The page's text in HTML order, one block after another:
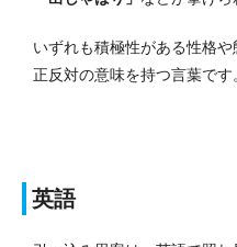
いずれも積極性がある性格
正反対の意味を持つ言葉です
英語